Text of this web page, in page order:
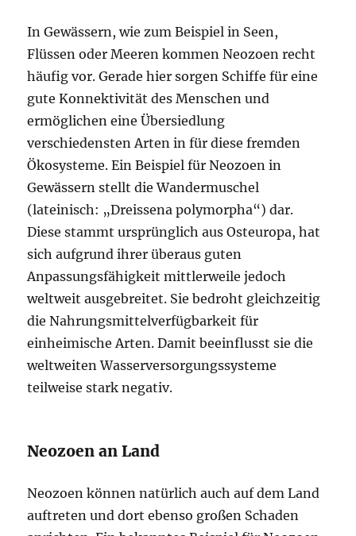
In Gewässern, wie zum Beispiel in Seen,
Flüssen oder Meeren kommen Neozoen recht
häufig vor. Gerade hier sorgen Schiffe für eine
gute Konnektivität des Menschen und
ermöglichen eine Übersiedlung
verschiedensten Arten in für diese fremden
Ökosysteme. Ein Beispiel für Neozoen in
Gewässern stellt die Wandermuschel
(lateinisch: „Dreissena polymorpha“) dar.
Diese stammt ursprünglich aus Osteuropa, hat
sich aufgrund ihrer überaus guten
Anpassungsfähigkeit mittlerweile jedoch
weltweit ausgebreitet. Sie bedroht gleichzeitig
die Nahrungsmittelverfügbarkeit für
einheimische Arten. Damit beeinflusst sie die
weltweiten Wasserversorgungssysteme
teilweise stark negativ.
Neozoen an Land
Neozoen können natürlich auch auf dem Land
auftreten und dort ebenso großen Schaden